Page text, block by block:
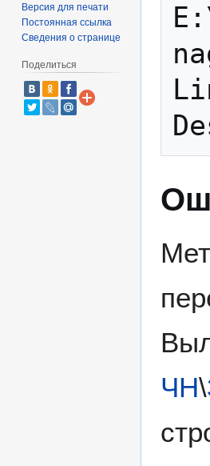
ЧН\
Версия для печати
Постоянная ссылка
Сведения о странице
Поделиться